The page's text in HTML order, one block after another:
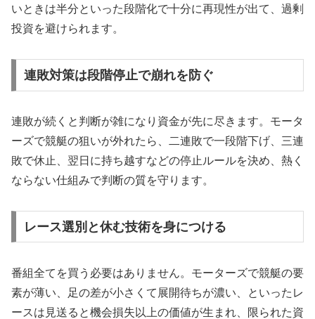
いときは半分といった段階化で十分に再現性が出て、過剰
投資を避けられます。
連敗対策は段階停止で崩れを防ぐ
連敗が続くと判断が雑になり資金が先に尽きます。モータ
ーズで競艇の狙いが外れたら、二連敗で一段階下げ、三連
敗で休止、翌日に持ち越すなどの停止ルールを決め、熱く
ならない仕組みで判断の質を守ります。
レース選別と休む技術を身につける
番組全てを買う必要はありません。モーターズで競艇の要
素が薄い、足の差が小さくて展開待ちが濃い、といったレ
ースは見送ると機会損失以上の価値が生まれ、限られた資